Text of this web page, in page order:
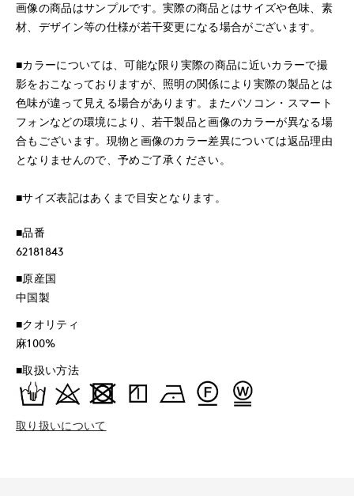
画像の商品はサンプルです。実際の商品とはサイズや色味、素
材、デザイン等の仕様が若干変更になる場合がございます。
■カラーについては、可能な限り実際の商品に近いカラーで撮
影をおこなっておりますが、照明の関係により実際の製品とは
色味が違って見える場合があります。またパソコン・スマート
フォンなどの環境により、若干製品と画像のカラーが異なる場
合もございます。現物と画像のカラー差異については返品理由
となりませんので、予めご了承ください。
■サイズ表記はあくまで目安となります。
■品番
62181843
■原産国
中国製
■クオリティ
麻100%
■取扱い方法
取り扱いについて